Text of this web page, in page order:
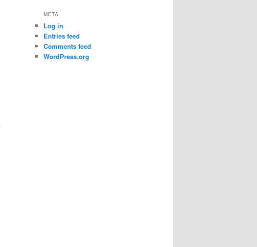
META
Log in
Entries feed
Comments feed
WordPress.org